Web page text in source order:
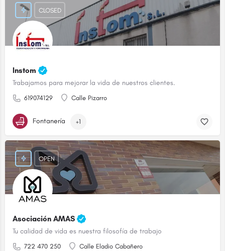
Instom
Trabajamos para mejorar la vida de nuestros clientes.
619074129 Calle Pizarro
CLOSED
Fontanería +1
Asociación AMAS
Tu calidad de vida es nuestra filosofía de trabajo
722 470 250 Calle Eladio Cabañero
OPEN